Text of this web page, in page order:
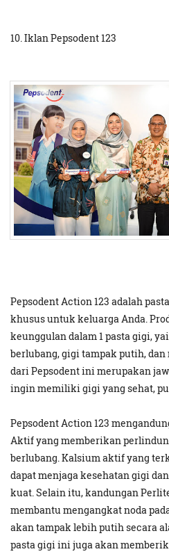
10. Iklan Pepsodent 123
Pepsodent Action 123 adalah
khusus untuk keluarga Anda.
keunggulan dalam 1 pasta gigi,
berlubang, gigi tampak putih, dan
dari Pepsodent ini merupakan
ingin memiliki gigi yang sehat,
Pepsodent Action 123
Aktif yang memberikan
berlubang. Kalsium aktif yang
dapat menjaga kesehatan gigi
kuat. Selain itu, kandungan
membantu mengangkat noda
akan tampak lebih putih secara
pasta gigi ini juga akan